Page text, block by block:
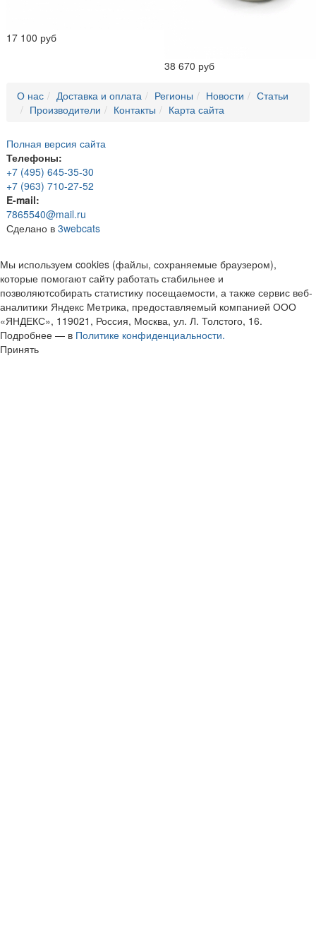
17 100 руб
38 670 руб
О нас Доставка и оплата Регионы Новости
Статьи
Производители
Контакты Карта сайта
Полная версия сайта
Телефоны:
+7 (495) 645-35-30
+7 (963) 710-27-52
E-mail:
7865540@mail.ru
Сделано в 3webcats
Мы используем cookies (файлы, сохраняемые браузером),
которые помогают сайту работать стабильнее и
позволяютсобирать статистику посещаемости, а также сервис веб-
аналитики Яндекс Метрика, предоставляемый компанией ООО
«ЯНДЕКС», 119021, Россия, Москва, ул. Л. Толстого, 16.
Подробнее — в Политике конфиденциальности.
Принять